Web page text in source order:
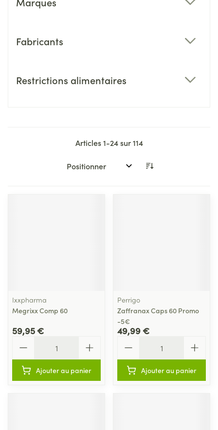
Fabricants
Restrictions alimentaires
Articles1-24sur114
Trier par:
Ixxpharma
Megrixx Comp 60
59,95 €
Ajouter au panier
Perrigo
Zaffranax Caps 60 Promo
-5€
49,99 €
Ajouter au panier